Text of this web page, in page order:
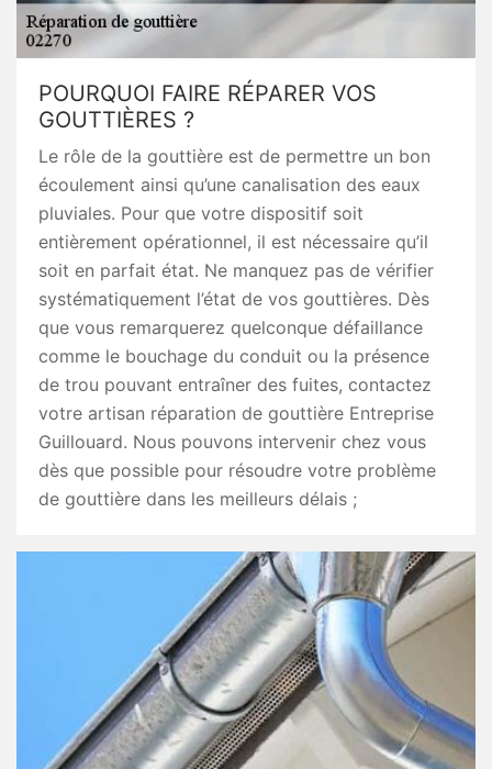
POURQUOI FAIRE RÉPARER VOS
GOUTTIÈRES ?
Le rôle de la gouttière est de permettre un bon
écoulement ainsi qu’une canalisation des eaux
pluviales. Pour que votre dispositif soit
entièrement opérationnel, il est nécessaire qu’il
soit en parfait état. Ne manquez pas de vérifier
systématiquement l’état de vos gouttières. Dès
que vous remarquerez quelconque défaillance
comme le bouchage du conduit ou la présence
de trou pouvant entraîner des fuites, contactez
votre artisan réparation de gouttière Entreprise
Guillouard. Nous pouvons intervenir chez vous
dès que possible pour résoudre votre problème
de gouttière dans les meilleurs délais ;